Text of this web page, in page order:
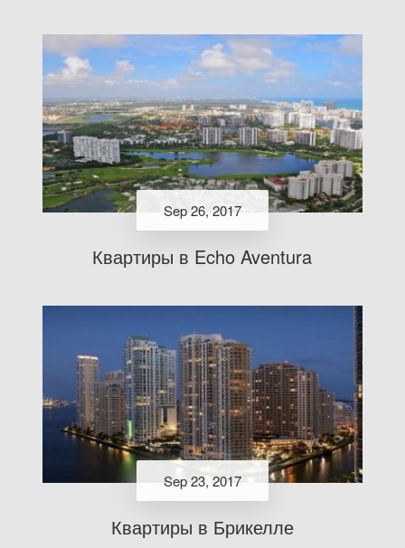
Sep 26, 2017
Квартиры в Echo Aventura
Sep 23, 2017
Квартиры в Брикелле